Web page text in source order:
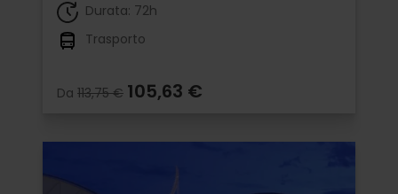
Durata: 72h
Trasporto
Da 113,75 € 105,63 €